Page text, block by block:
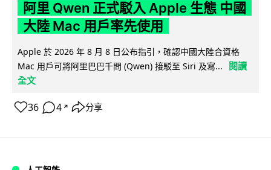
阿里 Qwen 正式駁入 Apple 生態 中國
大陸 Mac 用戶率先使用
Apple 於 2026 年 8 月 8 日公布指引，確認中國大陸合資格
Mac 用戶可將阿里巴巴千問 (Qwen) 接駁至 Siri 及寫...
閱讀
全文
36 4 ↗ 分享